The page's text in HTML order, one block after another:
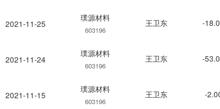
2021-11-25
2021-11-24
2021-11-15
璞源材料
603196
王卫东 -
璞源材料
603196
王卫东 -
璞源材料
603196
王卫东 -